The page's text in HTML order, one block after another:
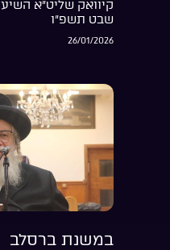
קיוואק שליט”א
שבט תשפ”ו
26/01/2026
במשנת ברסלב